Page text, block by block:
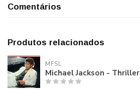
Comentários
Produtos relacionados
MFSL
Michael Jackson - Thriller